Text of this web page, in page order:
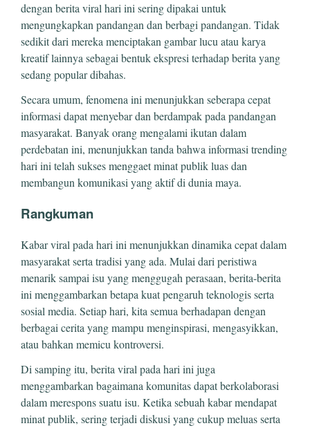
dengan berita viral hari ini sering dipakai untuk
mengungkapkan pandangan dan berbagi pandangan. Tidak
sedikit dari mereka menciptakan gambar lucu atau karya
kreatif lainnya sebagai bentuk ekspresi terhadap berita yang
sedang popular dibahas.
Secara umum, fenomena ini menunjukkan seberapa cepat
informasi dapat menyebar dan berdampak pada pandangan
masyarakat. Banyak orang mengalami ikutan dalam
perdebatan ini, menunjukkan tanda bahwa informasi trending
hari ini telah sukses menggaet minat publik luas dan
membangun komunikasi yang aktif di dunia maya.
Rangkuman
Kabar viral pada hari ini menunjukkan dinamika cepat dalam
masyarakat serta tradisi yang ada. Mulai dari peristiwa
menarik sampai isu yang menggugah perasaan, berita-berita
ini menggambarkan betapa kuat pengaruh teknologis serta
sosial media. Setiap hari, kita semua berhadapan dengan
berbagai cerita yang mampu menginspirasi, mengasyikkan,
atau bahkan memicu kontroversi.
Di samping itu, berita viral pada hari ini juga
menggambarkan bagaimana komunitas dapat berkolaborasi
dalam merespons suatu isu. Ketika sebuah kabar mendapat
minat publik, sering terjadi diskusi yang cukup meluas serta